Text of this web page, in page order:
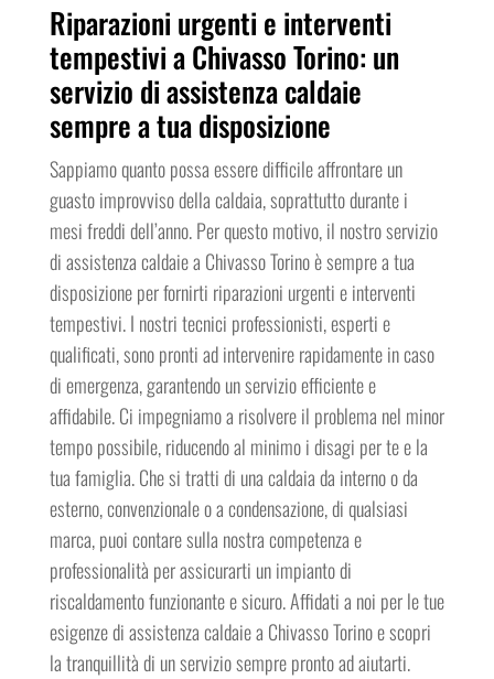
Riparazioni urgenti e interventi
tempestivi a Chivasso Torino: un
servizio di assistenza caldaie
sempre a tua disposizione
Sappiamo quanto possa essere difficile affrontare un
guasto improvviso della caldaia, soprattutto durante i
mesi freddi dell’anno. Per questo motivo, il nostro servizio
di assistenza caldaie a Chivasso Torino è sempre a tua
disposizione per fornirti riparazioni urgenti e interventi
tempestivi. I nostri tecnici professionisti, esperti e
qualificati, sono pronti ad intervenire rapidamente in caso
di emergenza, garantendo un servizio efficiente e
affidabile. Ci impegniamo a risolvere il problema nel minor
tempo possibile, riducendo al minimo i disagi per te e la
tua famiglia. Che si tratti di una caldaia da interno o da
esterno, convenzionale o a condensazione, di qualsiasi
marca, puoi contare sulla nostra competenza e
professionalità per assicurarti un impianto di
riscaldamento funzionante e sicuro. Affidati a noi per le tue
esigenze di assistenza caldaie a Chivasso Torino e scopri
la tranquillità di un servizio sempre pronto ad aiutarti.